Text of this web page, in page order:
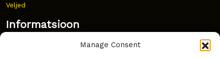
Manage Consent
Veljed
Informatsioon